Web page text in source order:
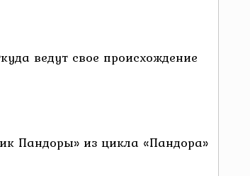
ведут свое происхождение
Пандоры» из цикла «Пандора»